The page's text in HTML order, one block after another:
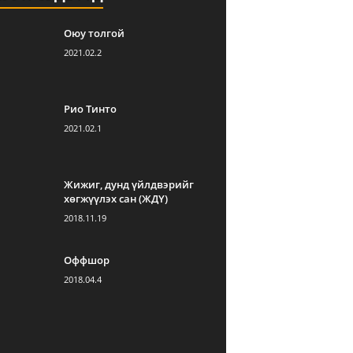
Оюу толгой
2021.02.2
Рио Тинто
2021.02.1
Жижиг, дунд үйлдвэрийг
хөгжүүлэх сан (ЖДҮ)
2018.11.19
Оффшор
2018.04.4